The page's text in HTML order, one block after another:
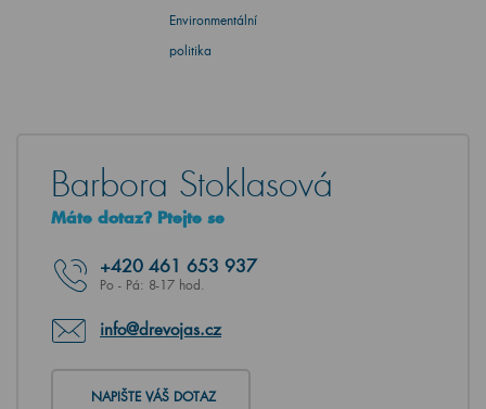
Environmentální
politika
Barbora Stoklasová
Máte dotaz? Ptejte se
+420 461 653 937
Po - Pá: 8-17 hod.
info@drevojas.cz
NAPIŠTE VÁŠ DOTAZ